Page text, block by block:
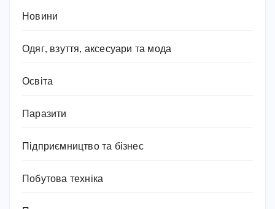
Новини
Одяг, взуття, аксесуари та мода
Освіта
Паразити
Підприємництво та бізнес
Побутова техніка